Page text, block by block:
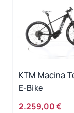
KTM Macina
E-Bike
2.259,00 €